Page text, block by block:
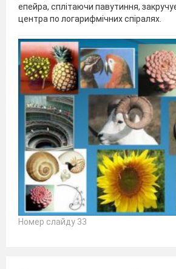
епейра, сплітаючи павутиння,
центра по логарифмічних спіралях.
Номер слайду 33